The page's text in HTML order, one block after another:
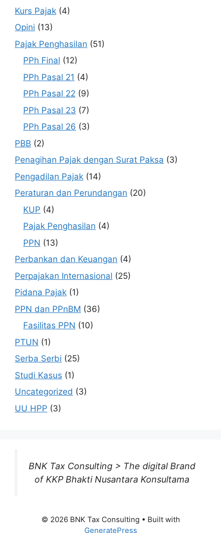
Kurs Pajak (4)
Opini (13)
Pajak Penghasilan (51)
PPh Final (12)
PPh Pasal 21 (4)
PPh Pasal 22 (9)
PPh Pasal 23 (7)
PPh Pasal 26 (3)
PBB (2)
Penagihan Pajak dengan Surat Paksa (3)
Pengadilan Pajak (14)
Peraturan dan Perundangan (20)
KUP (4)
Pajak Penghasilan (4)
PPN (13)
Perbankan dan Keuangan (4)
Perpajakan Internasional (25)
Pidana Pajak (1)
PPN dan PPnBM (36)
Fasilitas PPN (10)
PTUN (1)
Serba Serbi (25)
Studi Kasus (1)
Uncategorized (3)
UU HPP (3)
BNK Tax Consulting > The digital Brand
of KKP Bhakti Nusantara Konsultama
© 2026 BNK Tax Consulting • Built with
GeneratePress